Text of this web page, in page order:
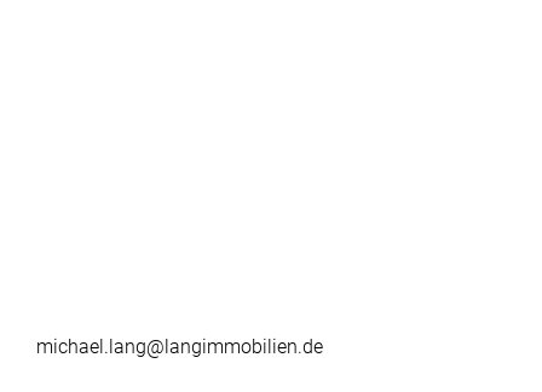
michael.lang@langimmobilien.de